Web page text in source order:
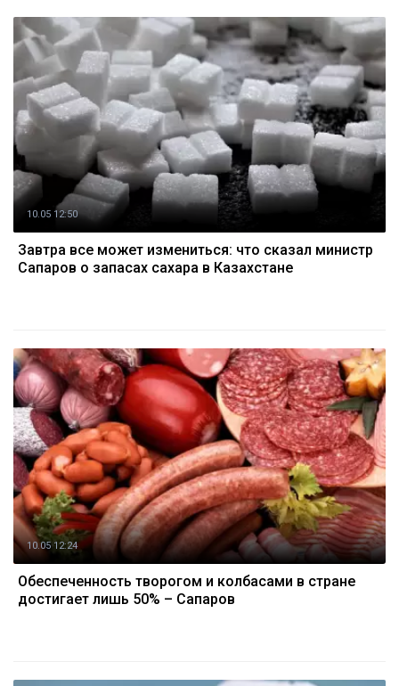
10.05 12:50
Завтра все может измениться: что сказал министр
Сапаров о запасах сахара в Казахстане
10.05 12:24
Обеспеченность творогом и колбасами в стране
достигает лишь 50% – Сапаров